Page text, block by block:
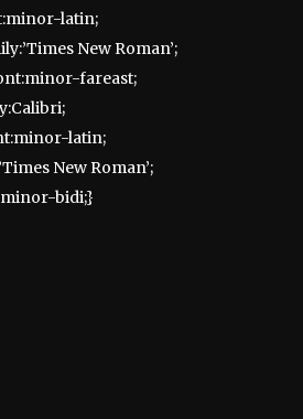
latin;
New Roman’;
fareast;
latin;
New Roman’;
bidi;}